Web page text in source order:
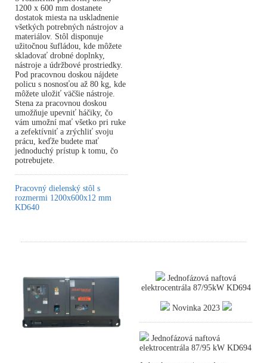
1200 x 600 mm dostanete
dostatok miesta na uskladnenie
všetkých potrebných nástrojov a
materiálov. Stôl disponuje
užitočnou šufládou, kde môžete
skladovať drobné doplnky,
nástroje a údržbové prostriedky.
Pod pracovnou doskou nájdete
policu s nosnosťou až 80 kg, kde
môžete uložiť väčšie nástroje.
Stena za pracovnou doskou
umožňuje upevniť háčiky, čo
vám umožní mať všetko pri ruke
a zefektívniť a zrýchliť svoju
prácu, keďže budete mať
jednoduchý prístup k tomu, čo
potrebujete.
Pracovný dielenský stôl s
rozmermi 1200x600x12 mm
KD640
Jednofázová naftová
elektrocentrála 87/95kW KD694
Novinka 2023
Jednofázová naftová
elektrocentrála 87/95 kW KD694